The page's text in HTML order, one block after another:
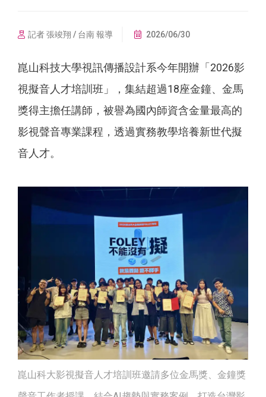
記者 張竣翔 / 台南 報導 2026/06/30
崑山科技大學視訊傳播設計系今年開辦「2026影
視擬音人才培訓班」，集結超過18座金鐘、金馬
獎得主擔任講師，被譽為國內師資含金量最高的
影視聲音專業課程，透過實務教學培養新世代擬
音人才。
崑山科大影視擬音人才培訓班邀請多位金馬獎、金鐘獎